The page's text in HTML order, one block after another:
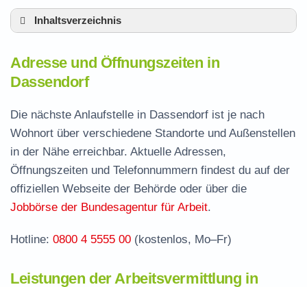
Inhaltsverzeichnis
Leistungen der Arbeitsvermittlung in
Dassendorf
Termin vereinbaren und Bürgergeld beantragen
Jobcenter Herzogtum Lauenburg – zuständige
Stelle
Stellenangebote und Jobbörse in Dassendorf
Häufige Fragen rund ums Jobcenter
Adresse und Öffnungszeiten in
Dassendorf
Die nächste Anlaufstelle in Dassendorf ist je nach
Wohnort über verschiedene Standorte und Außenstellen
in der Nähe erreichbar. Aktuelle Adressen,
Öffnungszeiten und Telefonnummern findest du auf der
offiziellen Webseite der Behörde oder über die
Jobbörse der Bundesagentur für Arbeit.
Hotline: 0800 4 5555 00 (kostenlos, Mo–Fr)
Leistungen der Arbeitsvermittlung in